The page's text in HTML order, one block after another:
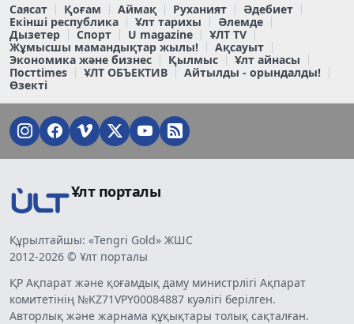
Саясат Қоғам Аймақ Руханият
Әдебиет
Екінші республика
Ұлт тарихы
Әлемде
Дызетер
Спорт U magazine
ҰЛТ TV
Жұмысшы мамандықтар жылы!
Ақсауыт
Экономика және бизнес
Қылмыс
Ұлт айнасы
Постtimes
ҰЛТ ОБЪЕКТИВ
Айтылды - орындалды!
Өзекті
Ұлт порталы
Құрылтайшы: «Tengri Gold» ЖШС
2012-2026 © Ұлт порталы
ҚР Ақпарат және қоғамдық даму министрлігі Ақпарат
комитетінің №KZ71VPY00084887 куәлігі берілген.
Авторлық және жарнама құқықтары толық сақталған.